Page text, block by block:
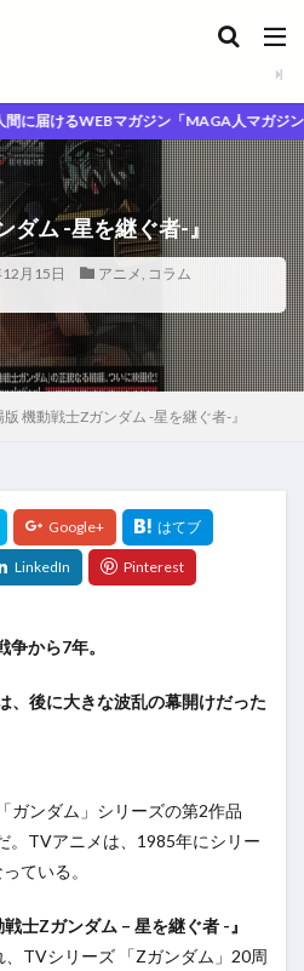
WEBマガジン「MAGA人マガジン」
ダム -星を継ぐ者-』
月15日 アニメ, コラム
版 機動戦士Zガンダム -星を継ぐ者-』
争から7年。
、後に大きな波乱の幕開けだった
ガンダム」シリーズの第2作品
。TVアニメは、1985年にシリー
ている。
戦士Zガンダム – 星を継ぐ者 -』
TVシリーズ 「Zガンダム」20周